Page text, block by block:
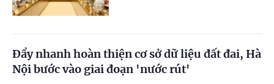
Đẩy nhanh hoàn thiện cơ sở dữ liệu đất đai, Hà
Nội bước vào giai đoạn 'nước rút'